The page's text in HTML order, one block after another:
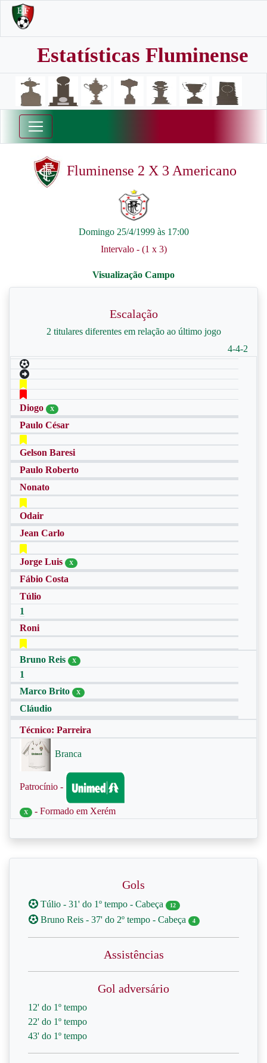
Estatísticas Fluminense
Fluminense 2 X 3 Americano
Domingo 25/4/1999 às 17:00
Intervalo - (1 x 3)
Escalação
2 titulares diferentes em relação ao último jogo
4-4-2
Diogo X
Paulo César
Gelson Baresi
Paulo Roberto
Nonato
Odair
Jean Carlo
Jorge Luis X
Fábio Costa
Túlio
1
Roni
Bruno Reis X
1
Marco Brito
X
Cláudio
Técnico: Parreira
Branca
Patrocínio -
X - Formado em Xerém
Gols
Túlio - 31' do 1º tempo - Cabeça 12
Bruno Reis - 37' do 2º tempo - Cabeça 4
Assistências
Gol adversário
12' do 1º tempo
22' do 1º tempo
43' do 1º tempo